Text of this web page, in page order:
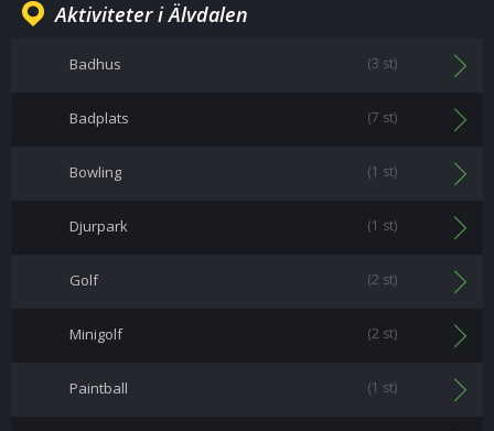
Aktiviteter i Älvdalen
Badhus (3 st)
Badplats (7 st)
Bowling (1 st)
Djurpark (1 st)
Golf (2 st)
Minigolf (2 st)
Paintball (1 st)